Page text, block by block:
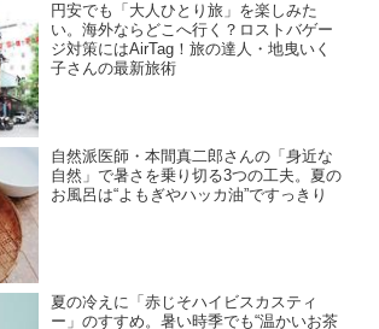
円安でも「大人ひとり旅」を楽しみた
い。海外ならどこへ行く？ロストバゲー
ジ対策にはAirTag！旅の達人・地曳いく
子さんの最新旅術
自然派医師・本間真二郎さんの「身近な
自然」で暑さを乗り切る3つの工夫。夏の
お風呂は“よもぎやハッカ油”ですっきり
夏の冷えに「赤じそハイビスカスティ
ー」のすすめ。暑い時季でも“温かいお茶